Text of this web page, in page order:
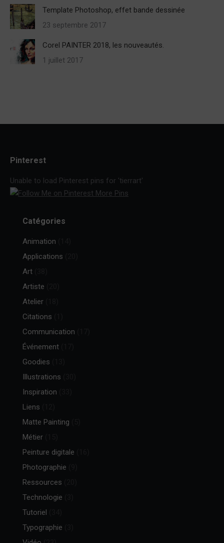
Template Photoshop, effet bande dessinée
23 septembre 2017
Corel PAINTER 2018, les nouveautés.
1 juillet 2017
Pinterest
Unable to load Pinterest pins for 'tierrart'
More Pins
Catégories
Animation
Applications
Art
Artiste
Atelier
Citations
Communication
Événement
Goodies
Illustrations
Inspiration
Liens
Matte Painting
Métier
Peinture digitale
Photographie
Ressources
Technologie
Tutoriel
Typographie